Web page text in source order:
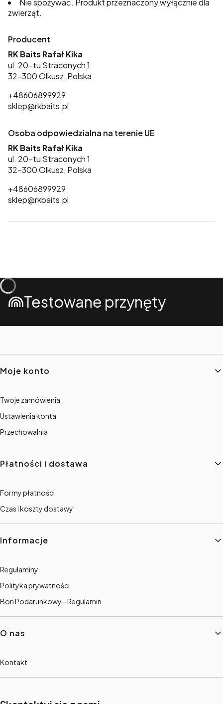
Nie spożywać. Produkt przeznaczony wyłącznie dla
zwierząt.
Producent
RK Baits Rafał Kika
ul. 20-tu Straconych 1
32-300 Olkusz, Polska
+48606899929
sklep@rkbaits.pl
Osoba odpowiedzialna na terenie UE
RK Baits Rafał Kika
ul. 20-tu Straconych 1
32-300 Olkusz, Polska
+48606899929
sklep@rkbaits.pl
Testowane przynęty
Linki w stopce
Moje konto
Twoje zamówienia
Ustawienia konta
Przechowalnia
Płatności i dostawa
Formy płatności
Czas i koszty dostawy
Informacje
Regulaminy
Polityka prywatności
Bon Podarunkowy - Regulamin
O nas
Kontakt